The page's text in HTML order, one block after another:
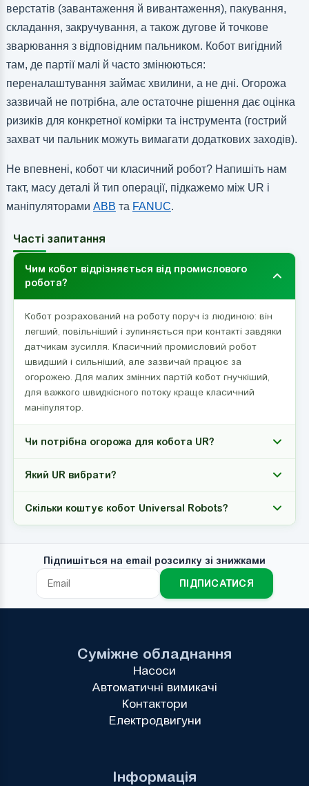
верстатів (завантаження й вивантаження), пакування,
складання, закручування, а також дугове й точкове
зварювання з відповідним пальником. Кобот вигідний
там, де партії малі й часто змінюються:
переналаштування займає хвилини, а не дні. Огорожа
зазвичай не потрібна, але остаточне рішення дає оцінка
ризиків для конкретної комірки та інструмента (гострий
захват чи пальник можуть вимагати додаткових заходів).
Не впевнені, кобот чи класичний робот? Напишіть нам
такт, масу деталі й тип операції, підкажемо між UR і
маніпуляторами ABB та FANUC.
Часті запитання
Чим кобот відрізняється від промислового
робота?
Кобот розрахований на роботу поруч із людиною: він
легший, повільніший і зупиняється при контакті завдяки
датчикам зусилля. Класичний промисловий робот
швидший і сильніший, але зазвичай працює за
огорожею. Для малих змінних партій кобот гнучкіший,
для важкого швидкісного потоку краще класичний
маніпулятор.
Чи потрібна огорожа для кобота UR?
Який UR вибрати?
Скільки коштує кобот Universal Robots?
Підпишіться на email розсилку зі знижками
ПІДПИСАТИСЯ
Інформація
Суміжне обладнання
Насоси
Автоматичні вимикачі
Контактори
Електродвигуни